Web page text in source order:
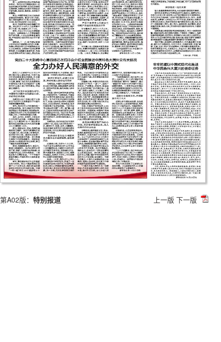
第A02版： 特别报道 上一版 下一版